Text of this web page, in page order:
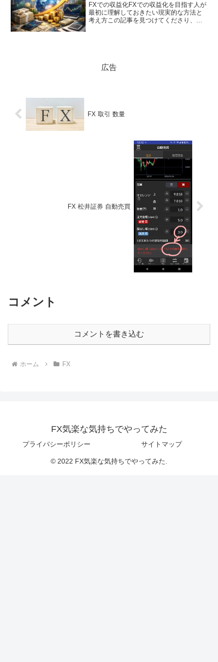
FXでの収益化FXでの収益化を目指す人が
最初に理解しておきたい現実的な方法と
考え方この記事を見つけてくださり、本
広告
FX 取引 数量
FX 松井証券 自動売買
コメント
コメントを書き込む
ホーム FX
FX気楽な気持ちでやってみた
プライバシーポリシー サイトマップ
© 2022 FX気楽な気持ちでやってみた.